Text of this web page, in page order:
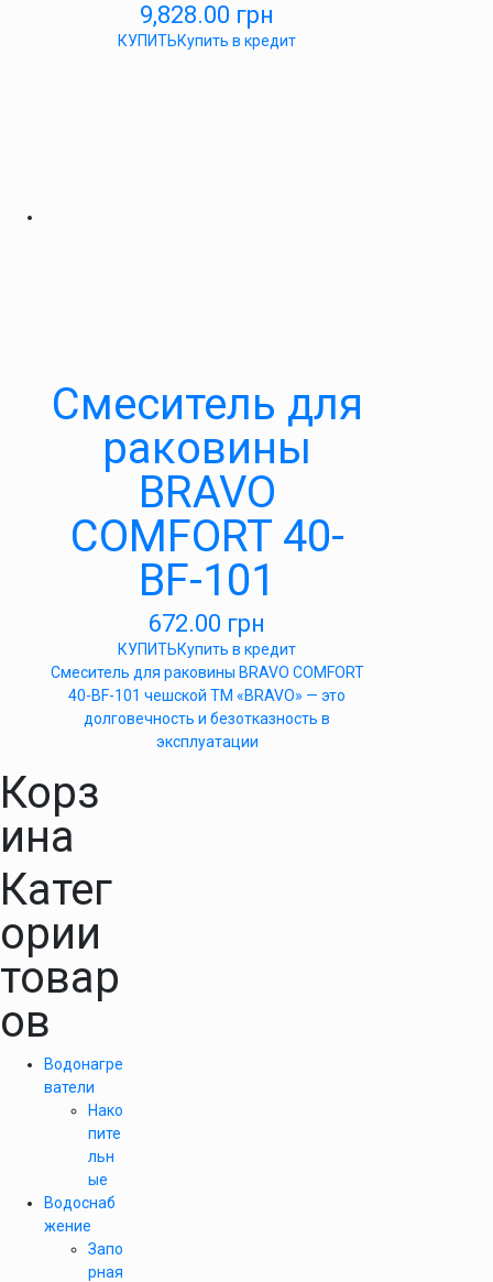
9,828.00 грн
КУПИТЬКупить в кредит
Cмеситель для
раковины
BRAVO
COMFORT 40-
BF-101
672.00 грн
КУПИТЬКупить в кредит
Cмеситель для раковины BRAVO COMFORT
40-BF-101 чешской ТМ «BRAVO» — это
долговечность и безотказность в
эксплуатации
Корз
ина
Катег
ории
товар
ов
Водонагре
ватели
Нако
пите
льн
ые
Водоснаб
жение
Запо
рная